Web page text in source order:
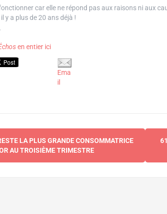
car elle ne répond pas aux raisons ni aux
y a plus de 20 ans déjà !
en entier ici
Ema
il
LA PLUS GRANDE CONSOMMATRICE
AU TROISIÈME TRIMESTRE